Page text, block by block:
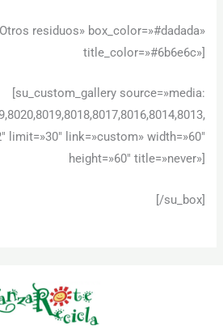
residuos» box_color=»#dadada»
title_color=»#6b6e6c»]
[su_custom_gallery source=»media:
limit=»30″ link=»custom» width=»60″
height=»60″ title=»never»]
[/su_box]